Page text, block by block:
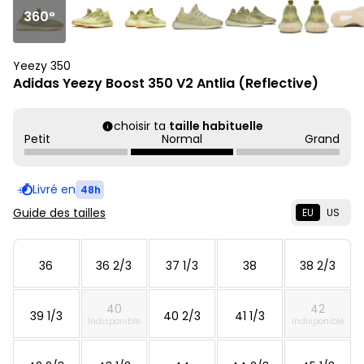
360°
Yeezy 350
Adidas Yeezy Boost 350 V2 Antlia (Reflective)
choisir ta taille habituelle
Petit
Normal Grand
Livré en 48h
Guide des tailles EU US
36 36 2/3 37 1/3 38 38 2/3
39 1/3 40
Indisponible 40 2/3 41 1/3 42
Indisponible